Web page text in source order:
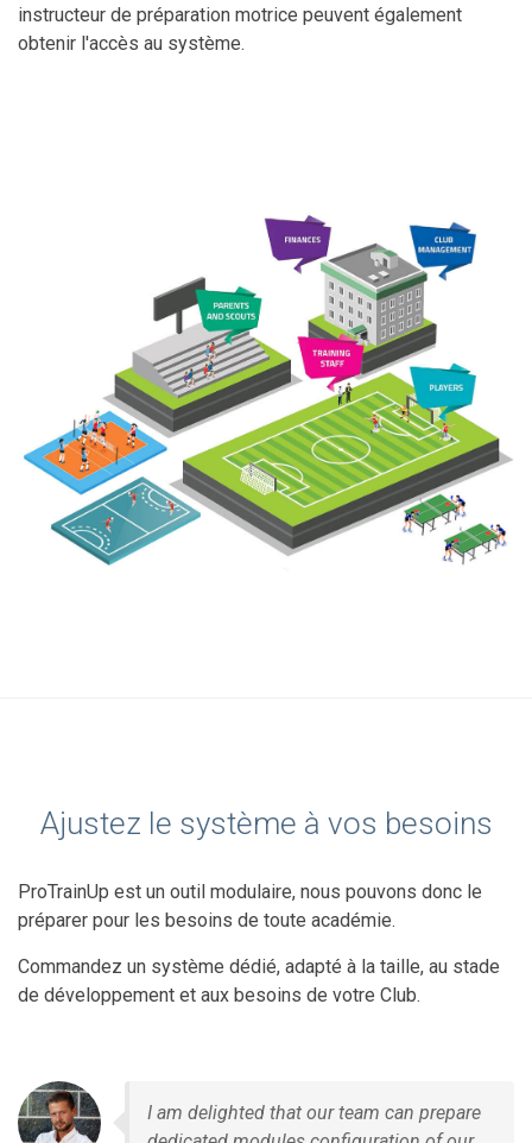
instructeur de préparation motrice peuvent également
obtenir l'accès au système.
Ajustez le système à vos besoins
ProTrainUp est un outil modulaire, nous pouvons donc le
préparer pour les besoins de toute académie.
Commandez un système dédié, adapté à la taille, au stade
de développement et aux besoins de votre Club.
I am delighted that our team can prepare